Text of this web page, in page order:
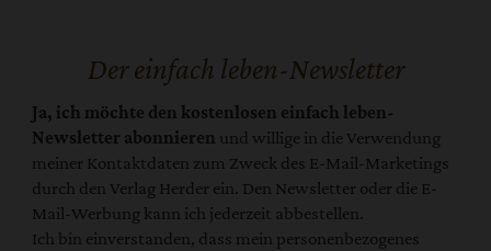
Der einfach leben-Newsletter
Ja, ich möchte den kostenlosen einfach leben-
Newsletter abonnieren und willige in die Verwendung
meiner Kontaktdaten zum Zweck des E-Mail-Marketings
durch den Verlag Herder ein. Den Newsletter oder die E-
Mail-Werbung kann ich jederzeit abbestellen.
Ich bin einverstanden, dass mein personenbezogenes